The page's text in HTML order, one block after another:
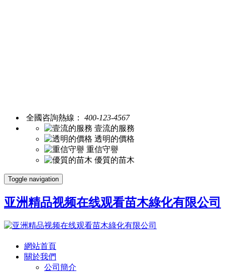
全國咨詢熱線： 400-123-4567
壹流的服務
透明的價格
重信守譽
優質的苗木
Toggle navigation
亚洲精品视频在线观看苗木綠化有限公司
網站首頁
關於我們
公司簡介